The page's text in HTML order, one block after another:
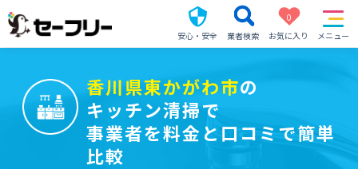
安心・安全 業者検索
0
お気に入り
メニュー
香川県東かがわ市の
キッチン清掃で
事業者を料金と口コミで簡単
比較